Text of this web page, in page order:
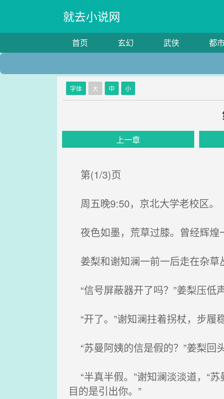
就去小说网
首页 玄幻 武侠 都
字体 大 中 小
上一章
第(1/3)页
周五晚9:50，京北大学老校区。
夜色如墨，荒草过膝。曾经辉煌
姜梨和谢知澜一前一后走在杂草
“信号屏蔽器开了吗？”姜梨压低
“开了。”谢知澜拄着拐杖，步履
“苏曼阿姨的信是假的？”姜梨回
“半真半假。”谢知澜淡淡道，“
目的是引出你。”